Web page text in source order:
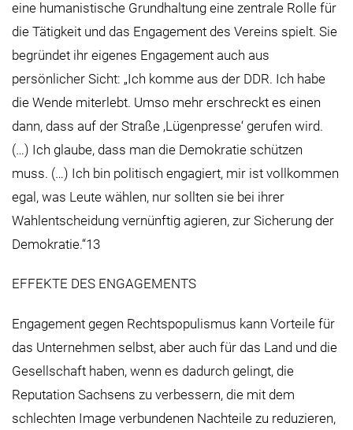
eine humanistische Grundhaltung eine zentrale Rolle für
die Tätigkeit und das Engagement des Vereins spielt. Sie
begründet ihr eigenes Engagement auch aus
persönlicher Sicht: „Ich komme aus der DDR. Ich habe
die Wende miterlebt. Umso mehr erschreckt es einen
dann, dass auf der Straße ‚Lügenpresse‘ gerufen wird.
(…) Ich glaube, dass man die Demokratie schützen
muss. (…) Ich bin politisch engagiert, mir ist vollkommen
egal, was Leute wählen, nur sollten sie bei ihrer
Wahlentscheidung vernünftig agieren, zur Sicherung der
Demokratie.“13
EFFEKTE DES ENGAGEMENTS
Engagement gegen Rechtspopulismus kann Vorteile für
das Unternehmen selbst, aber auch für das Land und die
Gesellschaft haben, wenn es dadurch gelingt, die
Reputation Sachsens zu verbessern, die mit dem
schlechten Image verbundenen Nachteile zu reduzieren,